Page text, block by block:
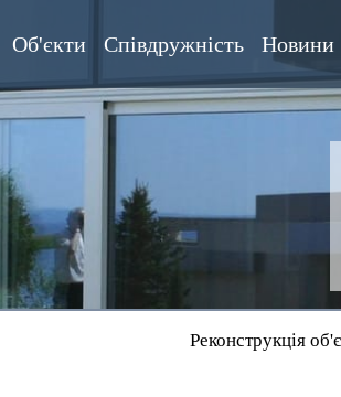
Об'єкти Співдружність Новини
Реконструкція